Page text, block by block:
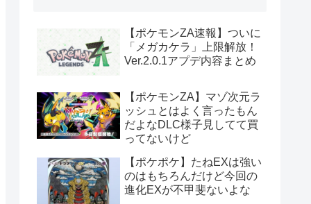
【ポケモンZA速報】ついに
「メガカケラ」上限解放！
Ver.2.0.1アプデ内容まとめ
【ポケモンZA】マゾ次元ラ
ッシュとはよく言ったもん
だよなDLC様子見してて買
ってないけど
【ポケポケ】たねEXは強い
のはもちろんだけど今回の
進化EXが不甲斐ないよな